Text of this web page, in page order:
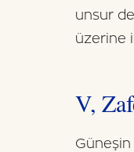
unsur
üzerine
V,